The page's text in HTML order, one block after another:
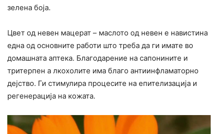
зелена боја.
Цвет од невен мацерат – маслото од невен е навистина
една од основните работи што треба да ги имате во
домашната аптека. Благодарение на сапонините и
тритерпен а лкохолите има благо антиинфламаторно
дејство. Ги стимулира процесите на епителизација и
регенерација на кожата.